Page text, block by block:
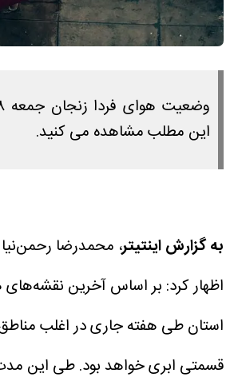
این مطلب مشاهده می کنید.
به گزارش اینتیتر، محمدرضا رحمن‌نیا
اظهار کرد: بر اساس آخرین
استان طی هفته جاری در اغلب
قسمتی ابری خواهد بود. طی این